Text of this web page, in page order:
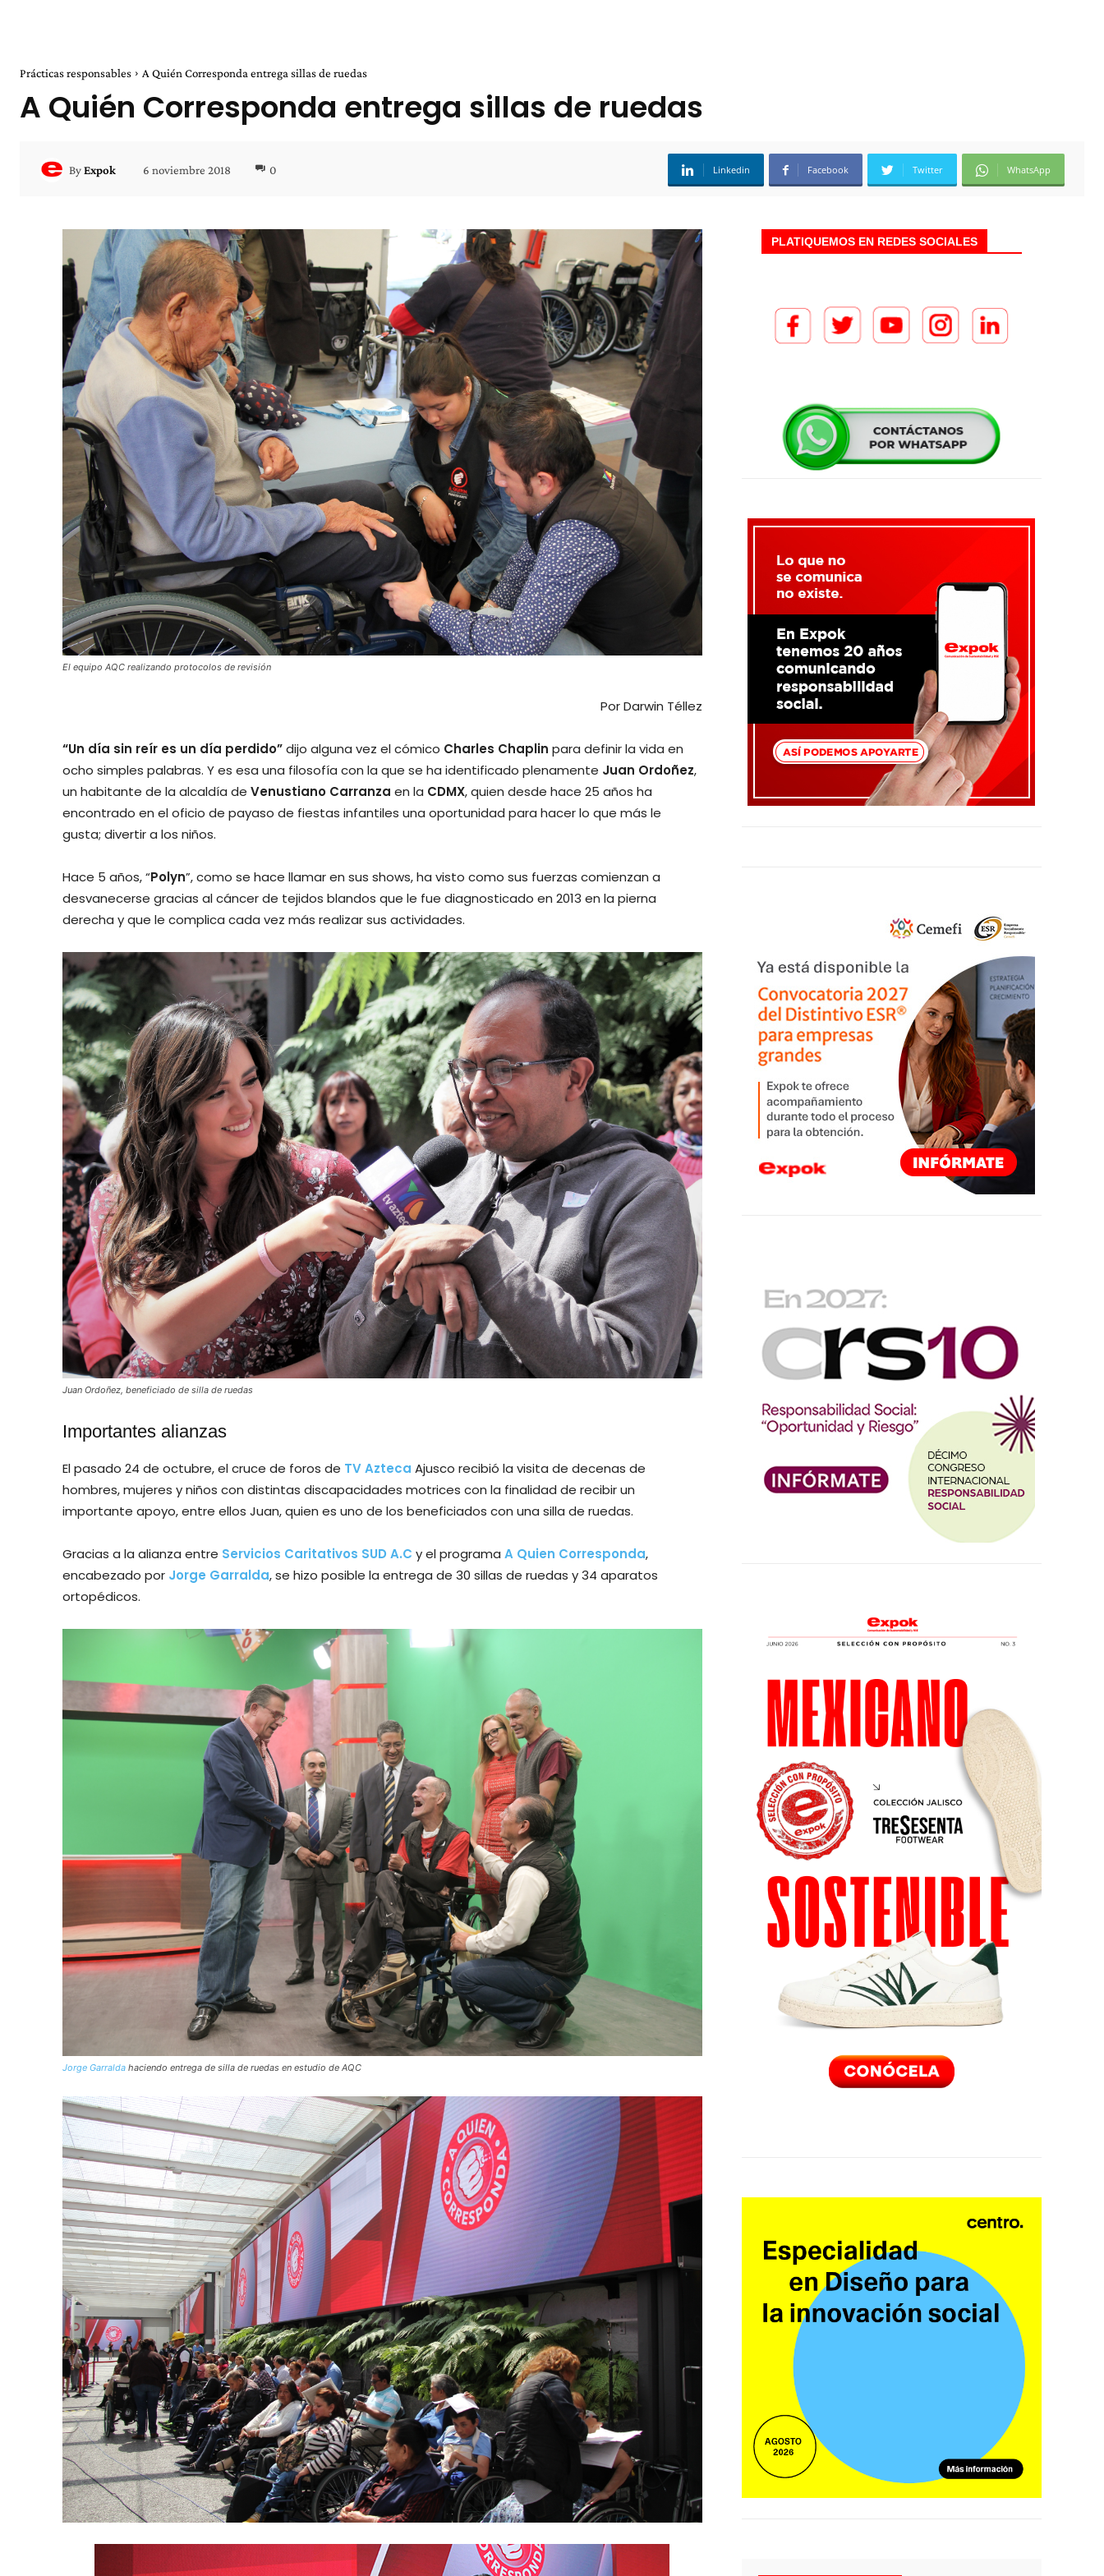
Prácticas responsables A Quién Corresponda entrega sillas de ruedas
A Quién Corresponda entrega sillas de ruedas
ByExpok 6 noviembre 2018 0 Linkedin Facebook Twitter WhatsApp
El equipo AQC realizando protocolos de revisión
Por Darwin Téllez
“Un día sin reír es un día perdido”dijo alguna vez el cómico Charles Chaplin para definir la vida en
ocho simples palabras. Y es esa una filosofía con la que se ha identificado plenamente Juan Ordoñez,
un habitante de la alcaldía de Venustiano Carranza en la CDMX, quien desde hace 25 años ha
encontrado en el oficio de payaso de fiestas infantiles una oportunidad para hacer lo que más le
gusta; divertir a los niños.
Hace 5 años, “Polyn”, como se hace llamar en sus shows, ha visto como sus fuerzas comienzan a
desvanecerse gracias al cáncer de tejidos blandos que le fue diagnosticado en 2013 en la pierna
derecha y que le complica cada vez más realizar sus actividades.
Juan Ordoñez, beneficiado de silla de ruedas
Importantes alianzas
El pasado 24 de octubre, el cruce de foros de TV Azteca Ajusco recibió la visita de decenas de
hombres, mujeres y niños con distintas discapacidades motrices con la finalidad de recibir un
importante apoyo, entre ellos Juan, quien es uno de los beneficiados con una silla de ruedas.
Gracias a la alianza entre Servicios Caritativos SUD A.C y el programa A Quien Corresponda,
encabezado por Jorge Garralda, se hizo posible la entrega de 30 sillas de ruedas y 34 aparatos
ortopédicos.
Jorge Garralda haciendo entrega de silla de ruedas en estudio de AQC
PLATIQUEMOS EN REDES SOCIALES